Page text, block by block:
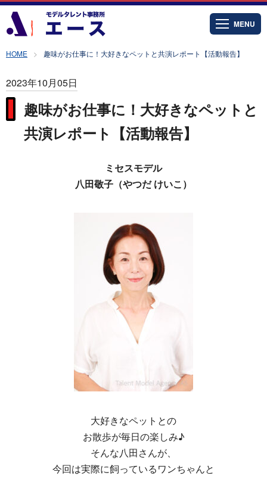
MENU
HOME 趣味がお仕事に！大好きなペットと共演レポート【活動報告】
2023年10月05日
趣味がお仕事に！大好きなペットと
共演レポート【活動報告】
ミセスモデル
八田敬子（やつだ けいこ）
大好きなペットとの
お散歩が毎日の楽しみ♪
そんな八田さんが、
今回は実際に飼っているワンちゃんと